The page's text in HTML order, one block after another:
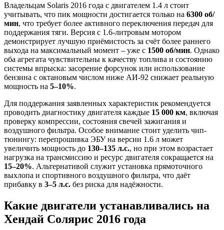
Владельцам Solaris 2016 года с двигателем 1.4 л стоит
учитывать, что пик мощности достигается только на 6300 об/
мин, что требует более активного переключения передач для
поддержания тяги. Версия с 1.6-литровым мотором
демонстрирует лучшую приёмистость за счёт более раннего
выхода на максимальный момент – уже с 1500 об/мин. Однако
оба агрегата чувствительны к качеству топлива и состоянию
системы впрыска: засорение форсунок или использование
бензина с октановым числом ниже АИ-92 снижает реальную
мощность на 5–10%.
Для поддержания заявленных характеристик рекомендуется
проводить диагностику двигателя каждые 15 000 км, включая
проверку компрессии, состояния свечей зажигания и
воздушного фильтра. Особое внимание стоит уделить чип-
тюнингу: перепрошивка ЭБУ на версии 1.6 л может
увеличить мощность до 130–135 л.с., но при этом возрастает
нагрузка на трансмиссию и ресурс двигателя сокращается на
15–20%. Альтернативой служит установка прямоточного
выхлопа и спортивного воздушного фильтра, что даёт
прибавку в 3–5 л.с. без риска для надёжности.
Какие двигатели устанавливались на
Хендай Солярис 2016 года